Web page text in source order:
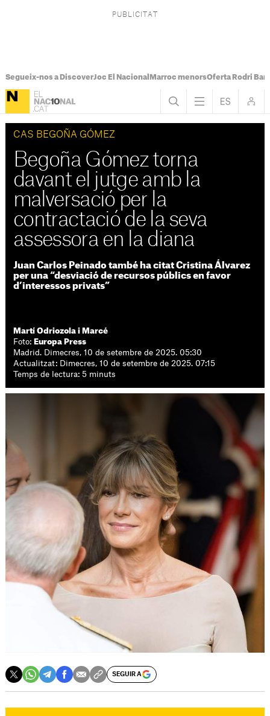
Segueix-nos a DiscoverJoc El Nacional Marroc menorsOferta Rodri
CAS BEGOÑA GÓMEZ
Begoña Gómez torna
davant el jutge amb la
malversació per la
contractació de la seva
assessora en la diana
Juan Carlos Peinado també ha citat Cristina Álvarez
per una “desviació de recursos públics en favor
d’interessos privats”
Martí Odriozola i Marcé
Foto: Europa Press
Madrid. Dimecres, 10 de setembre de 2025. 05:30
Actualitzat: Dimecres, 10 de setembre de 2025. 07:15
Temps de lectura: 5 minuts
SEGUIR A